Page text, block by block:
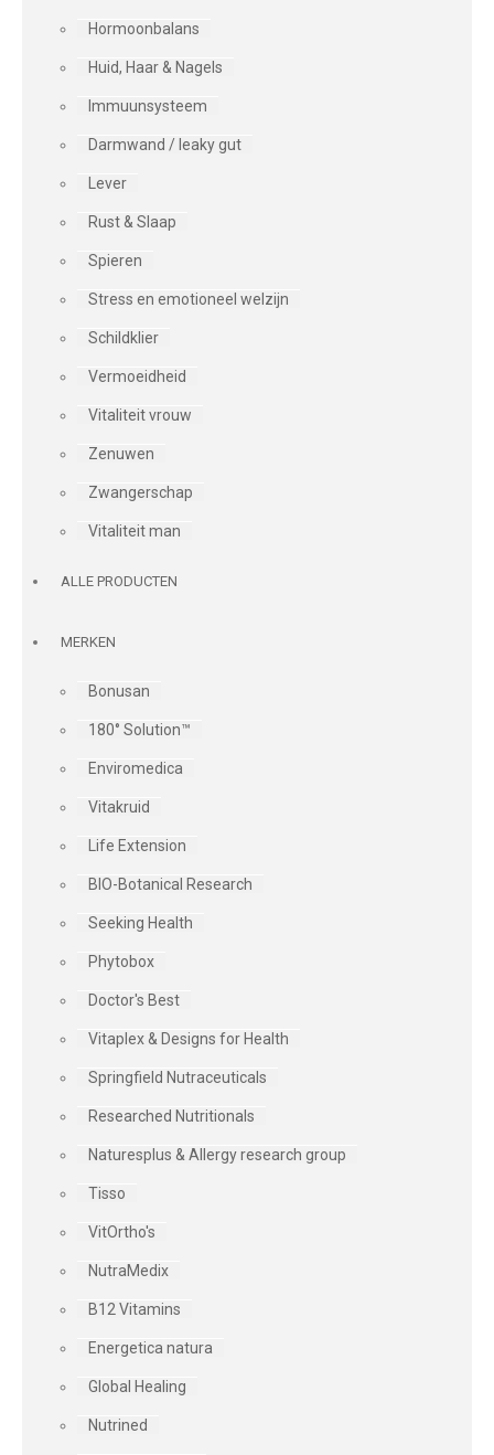
Hormoonbalans
Huid, Haar & Nagels
Immuunsysteem
Darmwand / leaky gut
Lever
Rust & Slaap
Spieren
Stress en emotioneel welzijn
Schildklier
Vermoeidheid
Vitaliteit vrouw
Zenuwen
Zwangerschap
Vitaliteit man
ALLE PRODUCTEN
MERKEN
Bonusan
180° Solution™
Enviromedica
Vitakruid
Life Extension
BIO-Botanical Research
Seeking Health
Phytobox
Doctor's Best
Vitaplex & Designs for Health
Springfield Nutraceuticals
Researched Nutritionals
Naturesplus & Allergy research group
Tisso
VitOrtho's
NutraMedix
B12 Vitamins
Energetica natura
Global Healing
Nutrined